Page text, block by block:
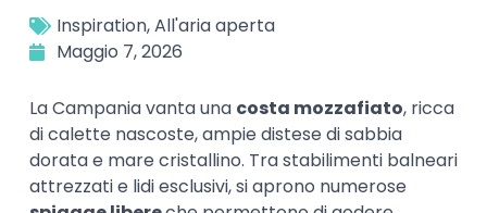
Inspiration,All'aria aperta
Maggio 7, 2026
La Campania vanta una costa mozzafiato, ricca
di calette nascoste, ampie distese di sabbia
dorata e mare cristallino. Tra stabilimenti balneari
attrezzati e lidi esclusivi, si aprono numerose